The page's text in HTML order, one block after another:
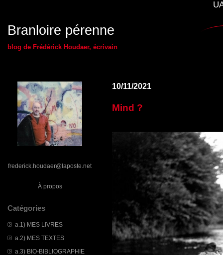
Branloire pérenne
blog de Frédérick Houdaer, écrivain
frederick.houdaer@laposte.net
À propos
Catégories
a.1) MES LIVRES
a.2) MES TEXTES
a.3) BIO-BIBLIOGRAPHIE
10/11/2021
Mind ?